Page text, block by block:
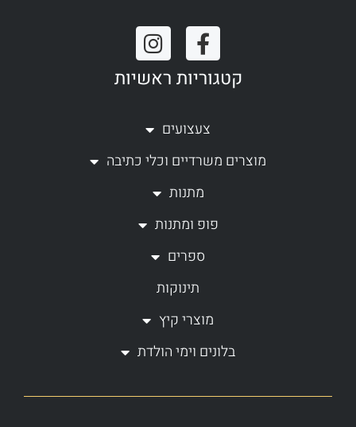
F
a
c
b
o
o
k
f
I
n
s
a
r
a
קטגוריות ראשיות
צעצועים
מוצרים משרדיים וכלי כתיבה
מתנות
פופ ומתנות
ספרים
תינוקות
מוצרי קיץ
בלונים וימי הולדת